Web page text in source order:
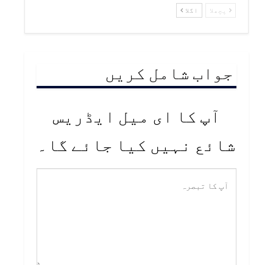
پچھلا اگلا
جواب شامل کریں
آپ کا ای میل ایڈریس
شائع نہیں کیا جائے گا۔